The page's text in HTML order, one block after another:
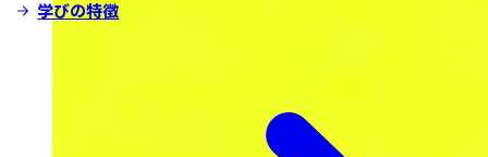
学びの特徴